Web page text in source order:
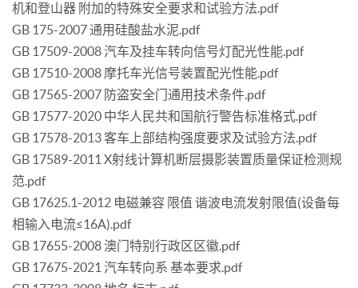
机和登山器 附加的特殊安全要求和试验方法.pdf
GB 175-2007 通用硅酸盐水泥.pdf
GB 17509-2008 汽车及挂车转向信号灯配光性能.pdf
GB 17510-2008 摩托车光信号装置配光性能.pdf
GB 17565-2007 防盗安全门通用技术条件.pdf
GB 17577-2020 中华人民共和国航行警告标准格式.pdf
GB 17578-2013 客车上部结构强度要求及试验方法.pdf
GB 17589-2011 X射线计算机断层摄影装置质量保证检测规
范.pdf
GB 17625.1-2012 电磁兼容 限值 谐波电流发射限值(设备每
相输入电流≤16A).pdf
GB 17655-2008 澳门特别行政区区徽.pdf
GB 17675-2021 汽车转向系 基本要求.pdf